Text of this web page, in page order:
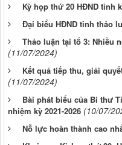
Kỳ họp thứ 20 HĐND
Đại biểu HĐND tỉnh thảo
Thảo luận tại tổ 3: Nhiều
(11/07/2024)
Kết quả tiếp thu, giải
(11/07/2024)
Bài phát biểu của Bí thư
nhiệm kỳ 2021-2026 (10/07/
Nỗ lực hoàn thành cao